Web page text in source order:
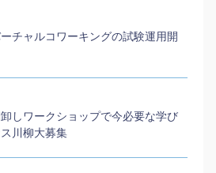
チャルコワーキングの試験運用開
しワークショップで今必要な学び
川柳大募集